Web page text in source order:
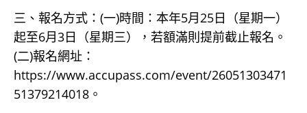
三、報名方式：(一)時間：本年5月25日（星期一）
起至6月3日（星期三），若額滿則提前截止報名。
(二)報名網址：
https://www.accupass.com/event/26051303471
51379214018。